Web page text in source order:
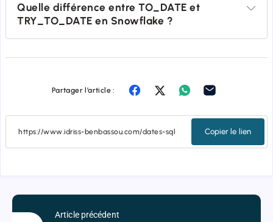
Quelle différence entre TO_DATE et
TRY_TO_DATE en Snowflake ?
Partager l’article :
Copier le lien
Article précédent